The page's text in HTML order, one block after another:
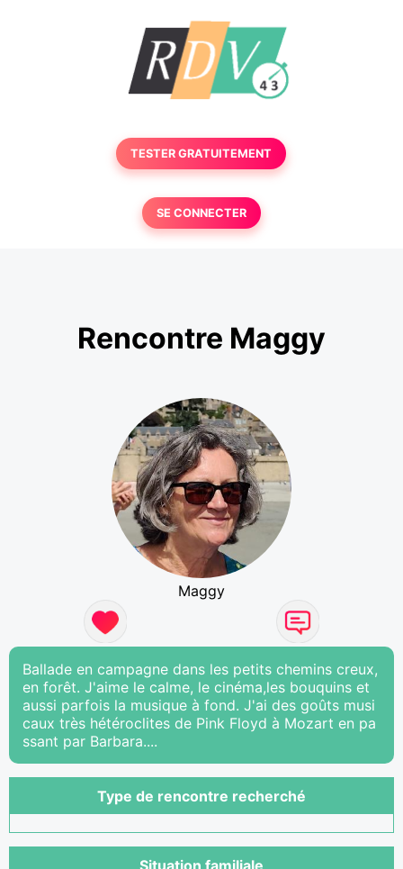
TESTER GRATUITEMENT
SE CONNECTER
Rencontre Maggy
Maggy
Ballade en campagne dans les petits chemins creux,
en forêt. J'aime le calme, le cinéma,les bouquins et
aussi parfois la musique à fond. J'ai des goûts musi
caux très hétéroclites de Pink Floyd à Mozart en pa
ssant par Barbara....
Type de rencontre recherché
Situation familiale